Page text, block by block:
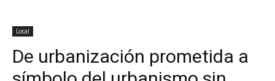
Local
De urbanización prometida a